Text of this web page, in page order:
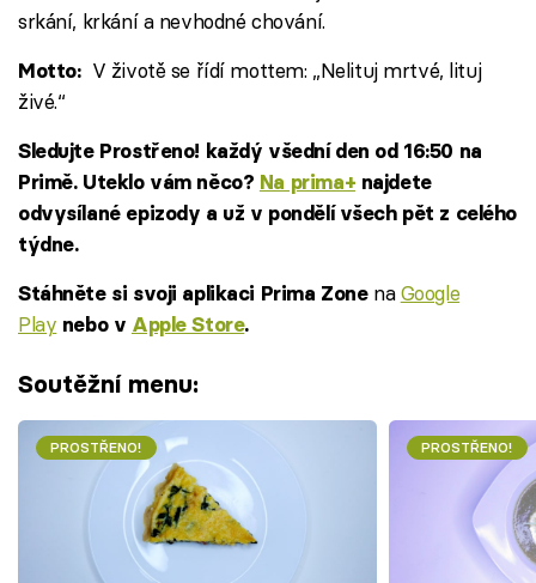
srkání, krkání a nevhodné chování.
Motto:V životě se řídí mottem: „Nelituj mrtvé, lituj
živé.“
Sledujte Prostřeno! každý všední den od 16:50 na
Primě. Uteklo vám něco? Na prima+ najdete
odvysílané epizody a už v pondělí všech pět z celého
týdne.
Stáhněte si svoji aplikaci Prima Zone naGoogle
Play nebo v Apple Store.
Soutěžní menu:
PROSTŘENO! PROSTŘENO!